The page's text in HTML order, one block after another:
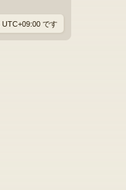
UTC+09:00 です